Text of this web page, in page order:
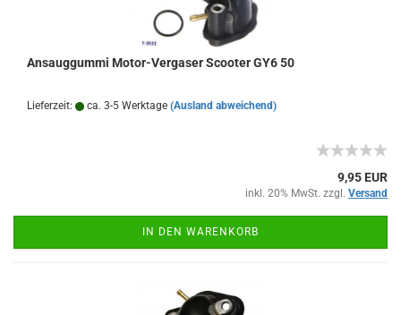
Ansauggummi Motor-Vergaser Scooter GY6 50
Lieferzeit: ca. 3-5 Werktage (Ausland abweichend)
9,95 EUR
inkl. 20% MwSt. zzgl. Versand
IN DEN WARENKORB